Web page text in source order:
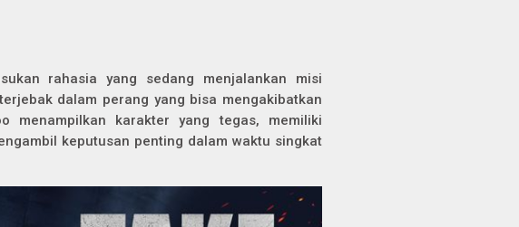
rahasia yang sedang menjalankan misi
dalam perang yang bisa mengakibatkan
menampilkan karakter yang tegas, memiliki
keputusan penting dalam waktu singkat